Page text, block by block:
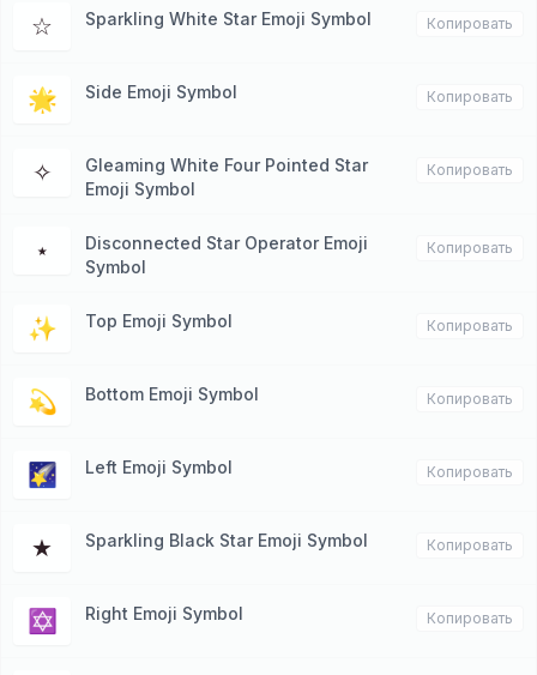
☆ Sparkling White Star Emoji Symbol Копировать
🌟 Side Emoji Symbol Копировать
✧
Gleaming White Four Pointed Star
Emoji Symbol
Копировать
⋆
Disconnected Star Operator Emoji
Symbol
Копировать
✨ Top Emoji Symbol Копировать
💫 Bottom Emoji Symbol Копировать
🌠 Left Emoji Symbol Копировать
★ Sparkling Black Star Emoji Symbol Копировать
✡ Right Emoji Symbol Копировать